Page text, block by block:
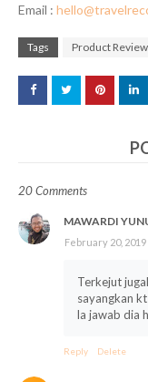
Email :
Tags Product Review
20 Comments
MAWARDI
February 20, 2019
Terkejut
sayangkan
la jawab dia
Reply Delete